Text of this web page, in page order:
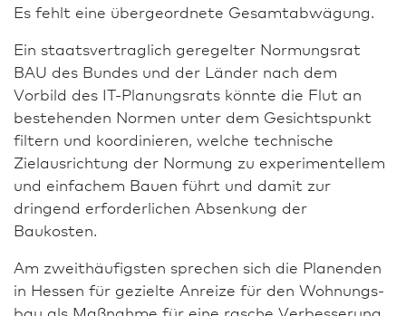
Es fehlt eine übergeordnete Gesamtabwägung.
Ein staatsvertraglich geregelter Normungsrat
BAU des Bundes und der Länder nach dem
Vorbild des IT-Planungsrats könnte die Flut an
bestehenden Normen unter dem Gesichtspunkt
filtern und koordinieren, welche technische
Zielausrichtung der Normung zu experi­men­tellem
und einfachem Bauen führt und damit zur
dringend erforderlichen Absenkung der
Baukosten.
Am zweithäufigsten sprechen sich die Planenden
in Hessen für gezielte Anreize für den Wohnungs­